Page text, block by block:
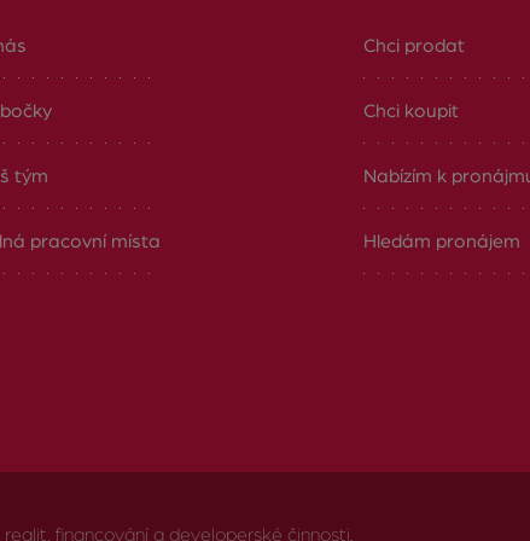
tým
pracovní místa
Chci prodat
Chci koupit
Nabízím k
Hledám pronájem
financování a developerské činnosti.